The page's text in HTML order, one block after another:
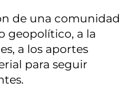
de una comunidad
geopolítico, a la
a los aportes
para seguir